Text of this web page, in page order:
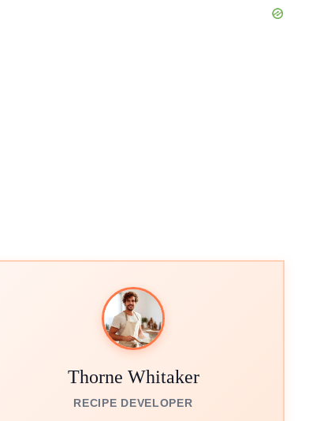
Thorne Whitaker
RECIPE DEVELOPER